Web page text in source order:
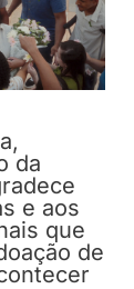
da
e aos
que
de